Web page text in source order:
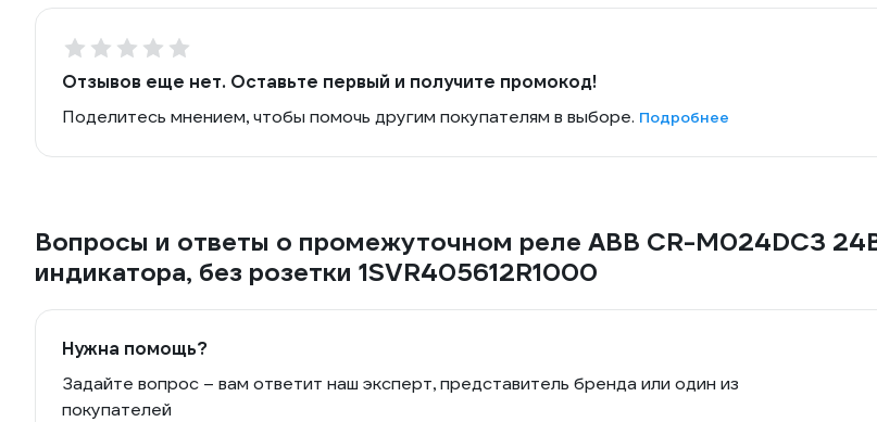
Отзывов еще нет. Оставьте первый и получите промокод!
Поделитесь мнением, чтобы помочь другим покупателям в выборе. Подробнее
Вопросы и ответы о промежуточном реле ABB CR-M024DC3
индикатора, без розетки 1SVR405612R1000
Нужна помощь?
Задайте вопрос – вам ответит наш эксперт, представитель бренда или один из
покупателей